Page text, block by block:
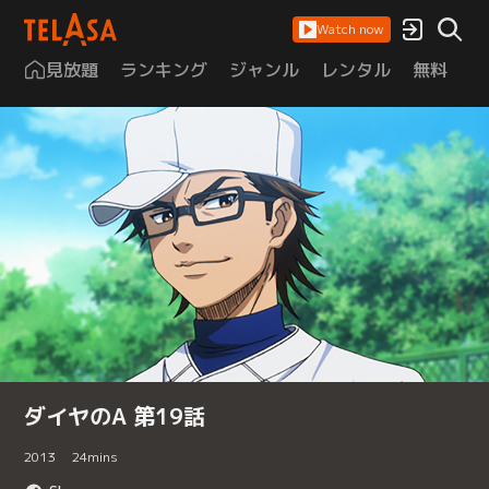
Watch now
見放題 ランキング ジャンル レンタル 無料
ダイヤのA 第19話
2013 24mins